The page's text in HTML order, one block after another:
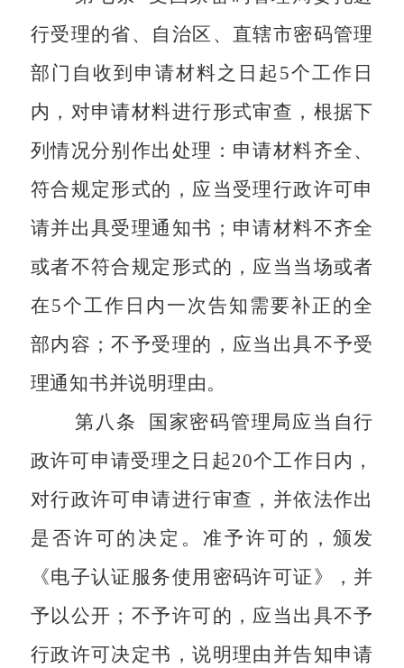
行受理的省、自治区、直辖市密码管理
部门自收到申请材料之日起 5个工作日
内，对申请材料进行形式审查，根据下
列情况分别作出处理：申请材料齐全、
符合规定形式的，应当受理行政许可申
请并出具受理通知书；申请材料不齐全
或者不符合规定形式的，应当当场或者
在5个工作日内一次告知需要补正的全
部内容；不予受理的，应当出具不予受
理通知书并说明理由。
第八条
国家密码管理局应当自行
政许可申请受理之日起20个工作日内，
对行政许可申请进行审查，并依法作出
是否许可的决定。准予许可的，颁发
《电子认证服务使用密码许可证》，并
予以公开；不予许可的，应当出具不予
行政许可决定书，说明理由并告知申请